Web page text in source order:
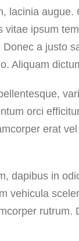
lacinia
ipsum
a justo
Aliquam
orci
erat
dapibus in
vehicula
rutrum.